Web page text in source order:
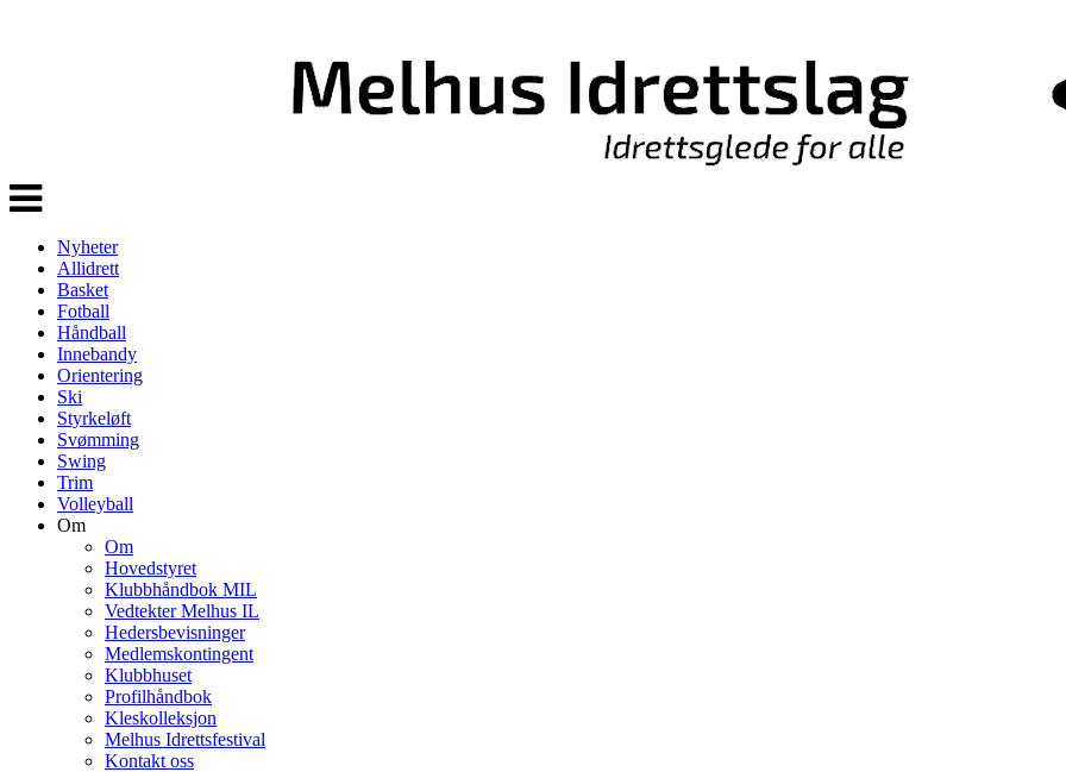
Veksle
navigasjon
Nyheter
Allidrett
Basket
Fotball
Håndball
Innebandy
Orientering
Ski
Styrkeløft
Svømming
Swing
Trim
Volleyball
Om
Om
Hovedstyret
Klubbhåndbok MIL
Vedtekter Melhus IL
Hedersbevisninger
Medlemskontingent
Klubbhuset
Profilhåndbok
Kleskolleksjon
Melhus Idrettsfestival
Kontakt oss